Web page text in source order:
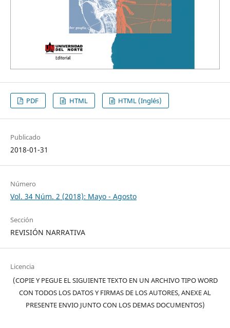
PDF HTML HTML (Inglés)
Publicado
2018-01-31
Número
Vol. 34 Núm. 2 (2018): Mayo - Agosto
Sección
REVISIÓN NARRATIVA
Licencia
(COPIE Y PEGUE EL SIGUIENTE TEXTO EN UN ARCHIVO TIPO WORD
CON TODOS LOS DATOS Y FIRMAS DE LOS AUTORES, ANEXE AL
PRESENTE ENVIO JUNTO CON LOS DEMAS DOCUMENTOS)